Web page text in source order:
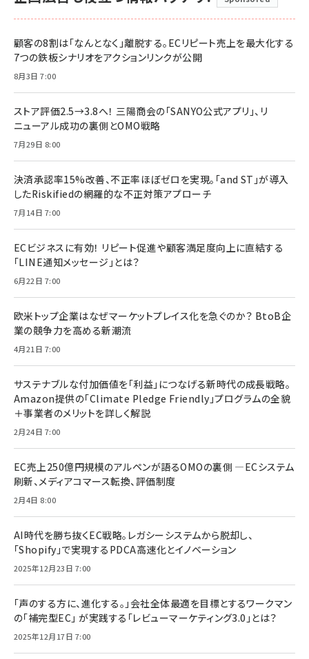
顧客の8割は「なんとなく」離脱する。ECリピート売上を最大化する
7つの鉄板シナリオをアクションリンクが公開
8月3日 7:00
ストア評価2.5→3.8へ！ 三陽商会の「SANYO公式アプリ」、リ
ニューアル成功の裏側とOMO戦略
7月29日 8:00
決済承認率15%改善、不正率ほぼゼロを実現。「and ST」が導入
したRiskifiedの網羅的な不正対策アプローチ
7月14日 7:00
ECビジネスに有効！ リピート促進や顧客満足度向上に直結する
「LINE通知メッセージ」とは？
6月22日 7:00
欧米トップ企業はなぜマーケットプレイス化を急ぐのか？ BtoB企
業の競争力を高める新潮流
4月21日 7:00
サステナブルな付加価値を「利益」につなげる新時代の成長戦略。
Amazon提供の「Climate Pledge Friendly」プログラムの全貌
＋事業者のメリットを詳しく解説
2月24日 7:00
EC売上250億円規模のアルペンが語るOMOの裏側 ―ECシステム
刷新、メディアコマース転換、評価制度
2月4日 8:00
AI時代を勝ち抜くEC戦略。レガシーシステムから脱却し、
「Shopify」で実現するPDCA高速化とイノベーション
2025年12月23日 7:00
「声のする方に、進化する。」会社全体最適を目標とするワークマン
の「補完型EC」 が実践する「レビューマーケティング3.0」とは？
2025年12月17日 7:00